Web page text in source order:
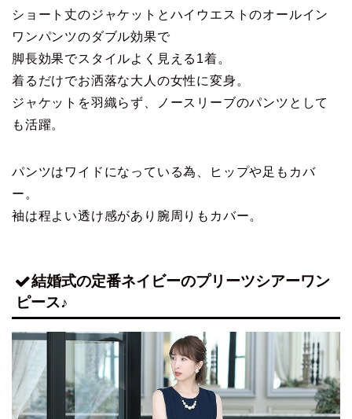
ショート丈のジャケットとハイウエストのオールイン
ワンパンツのダブル効果で
脚長効果でスタイルよく見える1着。
着るだけでお洒落な大人の女性に変身。
ジャケットを羽織らず、ノースリーブのパンツとして
も活躍。
パンツはワイドになっている為、ヒップや足もカバ
ー。
袖は程よい透け感があり腕周りもカバー。
結婚式の定番ネイビーのプリーツシアーワン
ピース♪